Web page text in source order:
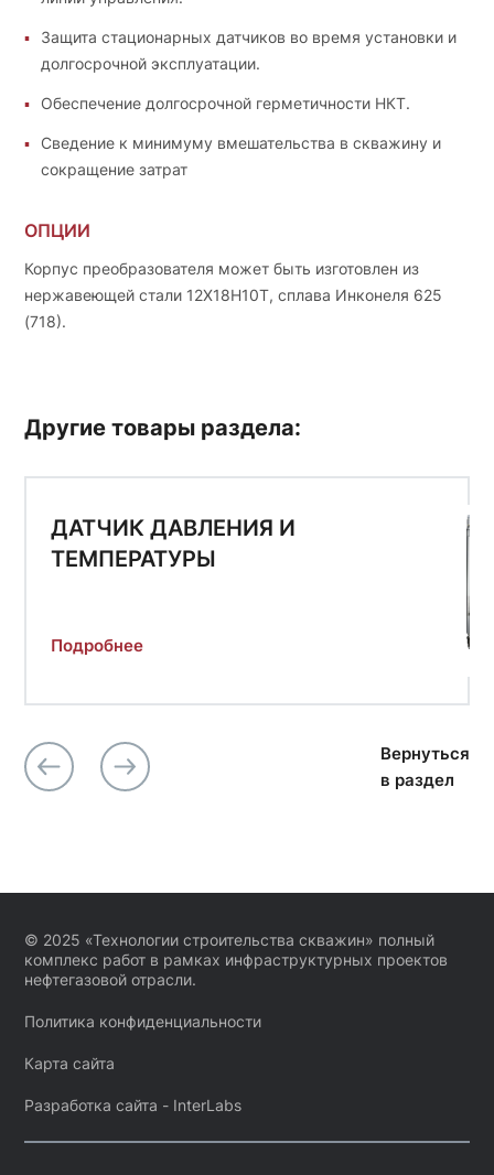
Защита стационарных датчиков во время установки и
долгосрочной эксплуатации.
Обеспечение долгосрочной герметичности НКТ.
Сведение к минимуму вмешательства в скважину и
сокращение затрат
ОПЦИИ
Корпус преобразователя может быть изготовлен из
нержавеющей стали 12Х18Н10Т, сплава Инконеля 625
(718).
Другие товары раздела:
ДАТЧИК ДАВЛЕНИЯ И
ТЕМПЕРАТУРЫ
Подробнее
Вернуться
в раздел
© 2025 «Технологии строительства скважин» полный
комплекс работ в рамках инфраструктурных проектов
нефтегазовой отрасли.
Политика конфиденциальности
Карта сайта
Разработка сайта - InterLabs